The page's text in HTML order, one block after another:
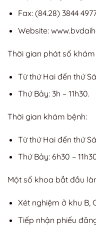
Fax: (84.28) 3844
Website:
Thời gian phát số khám
Từ thứ Hai đến thứ
Thứ Bảy: 3h – 11h30.
Thời gian khám bệnh:
Từ thứ Hai đến thứ
Thứ Bảy: 6h30 –
Một số khoa bắt đầu
Xét nghiệm ở khu B,
Tiếp nhận phiếu